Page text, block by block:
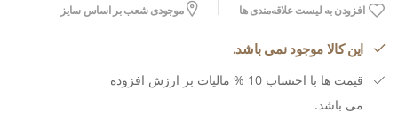
افزودن به لیست علاقه‌مندی ها موجودی شعب بر اساس سایز
این کالا موجود نمی باشد.
قیمت ها با احتساب 10 % مالیات بر ارزش افزوده
می باشد.